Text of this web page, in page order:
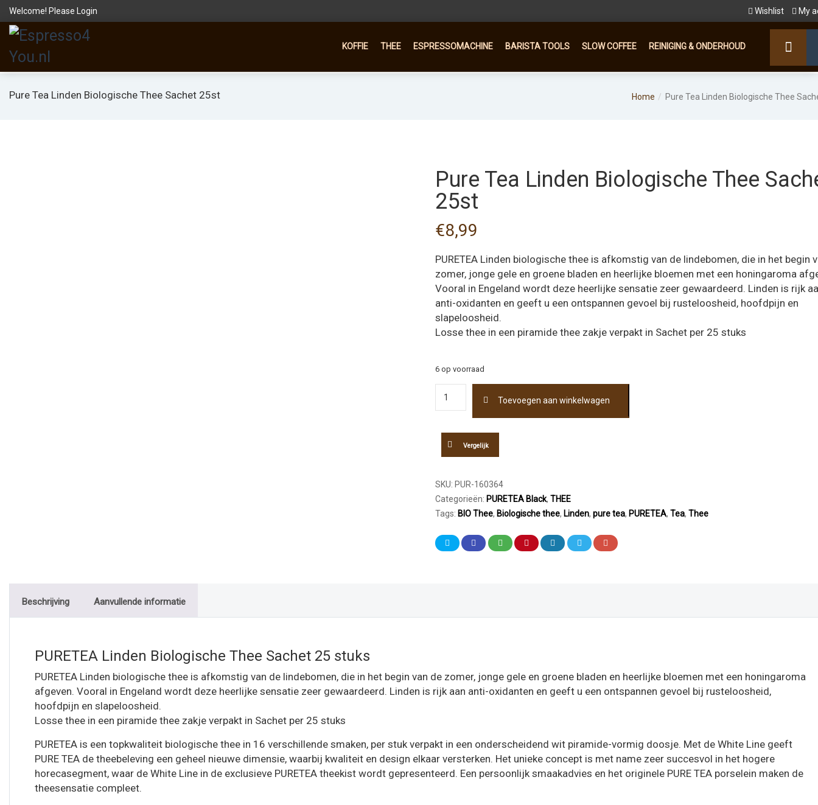
Welcome! Please Login Wishlist My
KOFFIE THEE ESPRESSOMACHINE BARISTA TOOLS SLOW COFFEE REINIGING & ONDERHOUD
Pure Tea Linden Biologische Thee Sachet 25st Home Pure Tea Linden Biologische Thee
Pure Tea Linden Biologische Thee
25st
€8,99
PURETEA Linden biologische thee is afkomstig van de lindebomen, die in het begin
zomer, jonge gele en groene bladen en heerlijke bloemen met een honingaroma
Vooral in Engeland wordt deze heerlijke sensatie zeer gewaardeerd. Linden is rijk
anti-oxidanten en geeft u een ontspannen gevoel bij rusteloosheid, hoofdpijn en
slapeloosheid.
Losse thee in een piramide thee zakje verpakt in Sachet per 25 stuks
6 op voorraad
Tea
Linden
Sachet
Toevoegen aan winkelwagen
Vergelijk
SKU: PUR-160364
Categorieën: PURETEA Black, THEE
Tags: BIO Thee, Biologische thee, Linden, pure tea, PURETEA, Tea, Thee
Beschrijving Aanvullende informatie
PURETEA Linden Biologische Thee Sachet 25 stuks
PURETEA Linden biologische thee is afkomstig van de lindebomen, die in het begin van de zomer, jonge gele en groene bladen en heerlijke bloemen met een honingaroma
afgeven. Vooral in Engeland wordt deze heerlijke sensatie zeer gewaardeerd. Linden is rijk aan anti-oxidanten en geeft u een ontspannen gevoel bij rusteloosheid,
hoofdpijn en slapeloosheid.
Losse thee in een piramide thee zakje verpakt in Sachet per 25 stuks
PURETEA is een topkwaliteit biologische thee in 16 verschillende smaken, per stuk verpakt in een onderscheidend wit piramide-vormig doosje. Met de White Line geeft
PURE TEA de theebeleving een geheel nieuwe dimensie, waarbij kwaliteit en design elkaar versterken. Het unieke concept is met name zeer succesvol in het hogere
horecasegment, waar de White Line in de exclusieve PURETEA theekist wordt gepresenteerd. Een persoonlijk smaakadvies en het originele PURE TEA porselein maken de
theesensatie compleet.